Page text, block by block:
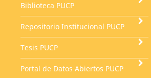
Biblioteca PUCP
Repositorio Institucional PUCP
Tesis PUCP
Portal de Datos Abiertos PUCP